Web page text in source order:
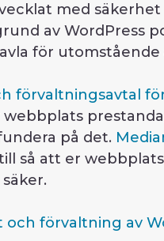
med säkerhet
av WordPress
för utomstående
förvaltningsavtal
på det.
så att er
och förvaltning av